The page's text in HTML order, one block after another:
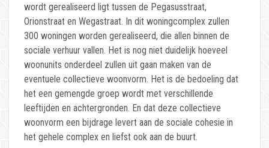
wordt gerealiseerd ligt tussen de Pegasusstraat,
Orionstraat en Wegastraat. In dit woningcomplex zullen
300 woningen worden gerealiseerd, die allen binnen de
sociale verhuur vallen. Het is nog niet duidelijk hoeveel
woonunits onderdeel zullen uit gaan maken van de
eventuele collectieve woonvorm. Het is de bedoeling dat
het een gemengde groep wordt met verschillende
leeftijden en achtergronden. En dat deze collectieve
woonvorm een bijdrage levert aan de sociale cohesie in
het gehele complex en liefst ook aan de buurt.